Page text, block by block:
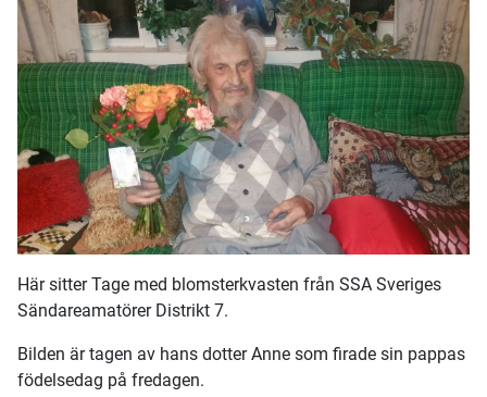
Här sitter Tage med blomsterkvasten från SSA Sveriges
Sändareamatörer Distrikt 7.
Bilden är tagen av hans dotter Anne som firade sin pappas
födelsedag på fredagen.